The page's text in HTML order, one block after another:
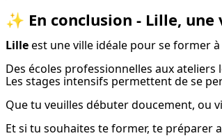
✨ En conclusion - Lille,
Lille est une ville idéale pour se former
Des écoles professionnelles aux
Les stages intensifs permettent de se
Que tu veuilles débuter doucement, ou
Et si tu souhaites te former, te préparer